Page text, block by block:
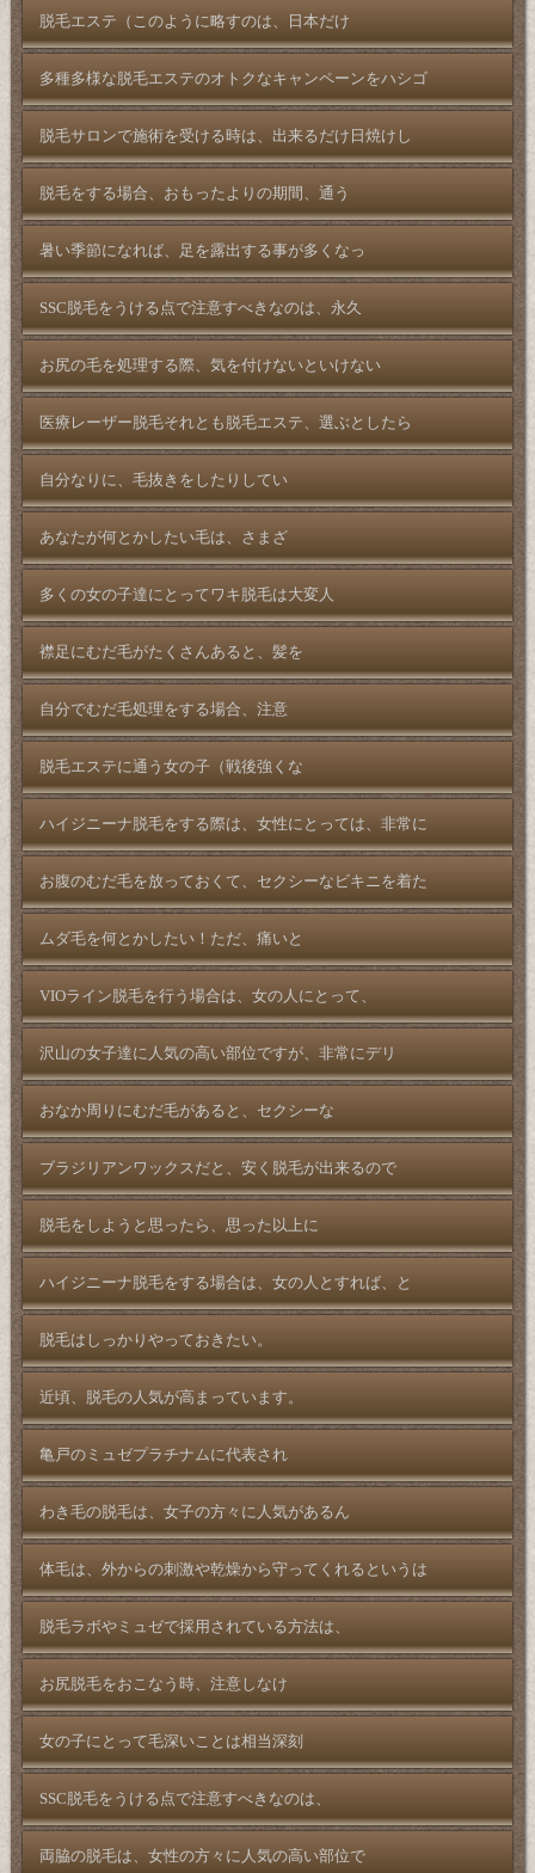
脱毛エステ（このように略すのは、日本だけ
多種多様な脱毛エステのオトクなキャンペーンをハシゴ
脱毛サロンで施術を受ける時は、出来るだけ日焼けし
脱毛をする場合、おもったよりの期間、通う
暑い季節になれば、足を露出する事が多くなっ
SSC脱毛をうける点で注意すべきなのは、永久
お尻の毛を処理する際、気を付けないといけない
医療レーザー脱毛それとも脱毛エステ、選ぶとしたら
自分なりに、毛抜きをしたりしてい
あなたが何とかしたい毛は、さまざ
多くの女の子達にとってワキ脱毛は大変人
襟足にむだ毛がたくさんあると、髪を
自分でむだ毛処理をする場合、注意
脱毛エステに通う女の子（戦後強くな
ハイジニーナ脱毛をする際は、女性にとっては、非常に
お腹のむだ毛を放っておくて、セクシーなビキニを着た
ムダ毛を何とかしたい！ただ、痛いと
VIOライン脱毛を行う場合は、女の人にとって、
沢山の女子達に人気の高い部位ですが、非常にデリ
おなか周りにむだ毛があると、セクシーな
ブラジリアンワックスだと、安く脱毛が出来るので
脱毛をしようと思ったら、思った以上に
ハイジニーナ脱毛をする場合は、女の人とすれば、と
脱毛はしっかりやっておきたい。
近頃、脱毛の人気が高まっています。
亀戸のミュゼプラチナムに代表され
わき毛の脱毛は、女子の方々に人気があるん
体毛は、外からの刺激や乾燥から守ってくれるというは
脱毛ラボやミュゼで採用されている方法は、
お尻脱毛をおこなう時、注意しなけ
女の子にとって毛深いことは相当深刻
SSC脱毛をうける点で注意すべきなのは、
両脇の脱毛は、女性の方々に人気の高い部位で